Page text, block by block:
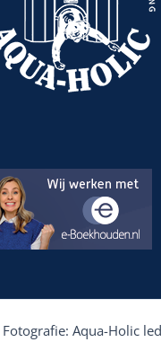
Aqua-Holic